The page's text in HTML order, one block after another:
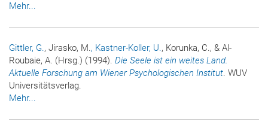
Mehr...
Gittler, G., Jirasko, M., Kastner-Koller, U., Korunka, C., & Al-
Roubaie, A. (Hrsg.) (1994). Die Seele ist ein weites Land.
Aktuelle Forschung am Wiener Psychologischen Institut. WUV
Universitätsverlag.
Mehr...